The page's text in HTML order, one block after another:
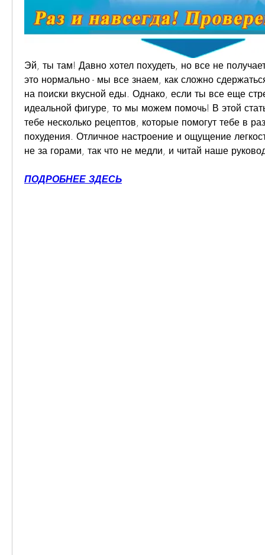
Эй, ты там! Давно хотел похудеть, но все не
это нормально - мы все знаем, как сложно
на поиски вкусной еды. Однако, если ты все еще
идеальной фигуре, то мы можем помочь! В этой
тебе несколько рецептов, которые помогут тебе в
похудения. Отличное настроение и ощущение
не за горами, так что не медли, и читай наше
ПОДРОБНЕЕ ЗДЕСЬ